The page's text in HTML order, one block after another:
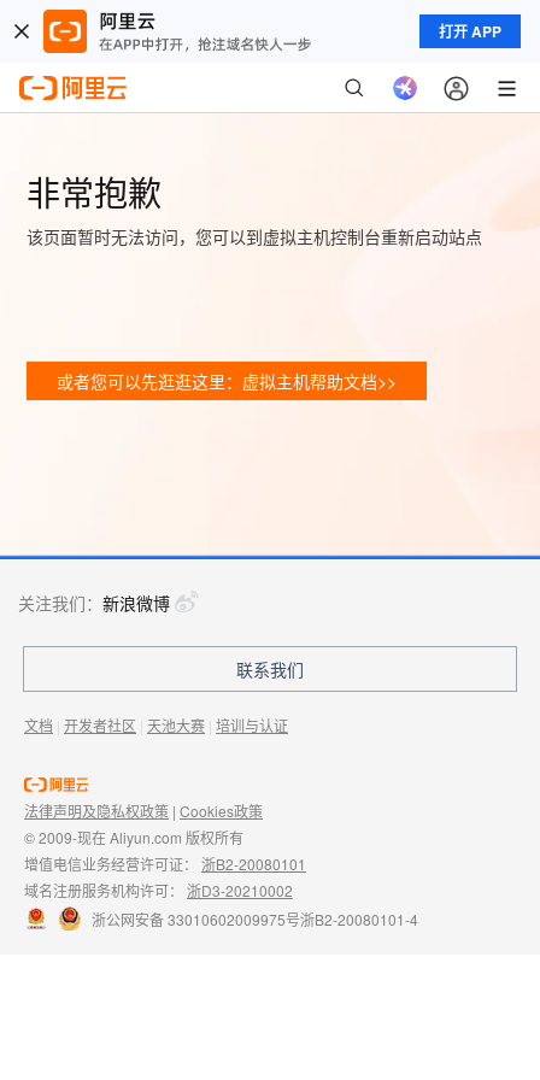
打开 APP
非常抱歉
该页面暂时无法访问，您可以到虚拟主机控制台重新启动站点
或者您可以先逛逛这里：虚拟主机帮助文档>>